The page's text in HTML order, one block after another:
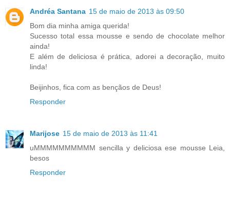
Andréa Santana 15 de maio de 2013 às 09:50
Bom dia minha amiga querida!
Sucesso total essa mousse e sendo de chocolate melhor
ainda!
E além de deliciosa é prática, adorei a decoração, muito
linda!
Beijinhos, fica com as bençãos de Deus!
Responder
Marijose 15 de maio de 2013 às 11:41
uMMMMMMMMMM sencilla y deliciosa ese mousse Leia,
besos
Responder